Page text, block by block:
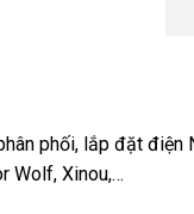
phối, lắp đặt
Wolf, Xinou,…